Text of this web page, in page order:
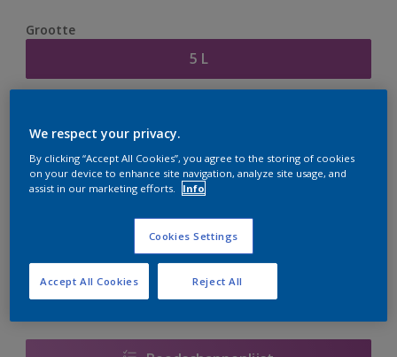
Grootte
5 L
er hard aan om de voorraad aan te vullen.
We respect your privacy.
By clicking “Accept All Cookies”, you agree to the storing of cookies
on your device to enhance site navigation, analyze site usage, and
assist in our marketing efforts.
Info
Cookies Settings
Reject All
Accept All Cookies